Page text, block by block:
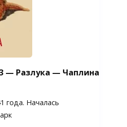
— Разлука — Чаплина
года. Началась